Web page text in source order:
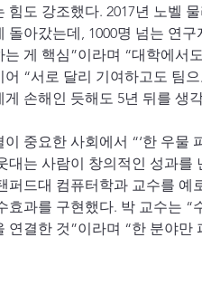
힘도 강조했다. 2017년 노벨
돌아갔는데, 1000명 넘는 연
게 핵심”이라며 “대학에서
어 “서로 달리 기여하고도 팀
손해인 듯해도 5년 뒤를 생
중요한 사회에서 “‘한 우물
대는 사람이 창의적인 성과
퍼드대 컴퓨터학과 교수를 예
효과를 구현했다. 박 교수는
연결한 것”이라며 “한 분야